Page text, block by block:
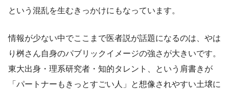
という混乱を生むきっかけにもなっています。
情報が少ない中でここまで医者説が話題になるのは、やは
り桝さん自身のパブリックイメージの強さが大きいです。
東大出身・理系研究者・知的タレント、という肩書きが
「パートナーもきっとすごい人」と想像されやすい土壌に